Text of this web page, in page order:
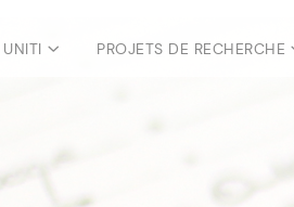
UNITI PROJETS DE RECHERCHE